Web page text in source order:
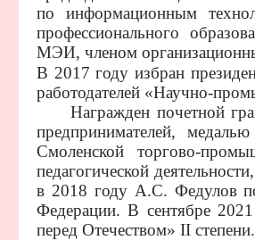
по информационным
профессионального
МЭИ, членом
В 2017 году избран
работодателей «Научно-
Награжден почетной
предпринимателей,
Смоленской торгово-
педагогической
в 2018 году А.С. Федулов
Федерации. В сентябре
перед Отечеством» II степени.